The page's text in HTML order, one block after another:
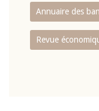
Annuaire des
Revue